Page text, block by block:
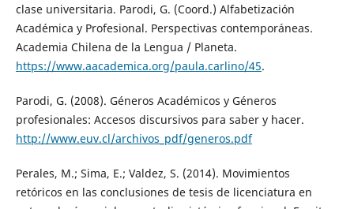
clase universitaria. Parodi, G. (Coord.) Alfabetización
Académica y Profesional. Perspectivas contemporáneas.
Academia Chilena de la Lengua / Planeta.
https://www.aacademica.org/paula.carlino/45.
Parodi, G. (2008). Géneros Académicos y Géneros
profesionales: Accesos discursivos para saber y hacer.
http://www.euv.cl/archivos_pdf/generos.pdf
Perales, M.; Sima, E.; Valdez, S. (2014). Movimientos
retóricos en las conclusiones de tesis de licenciatura en